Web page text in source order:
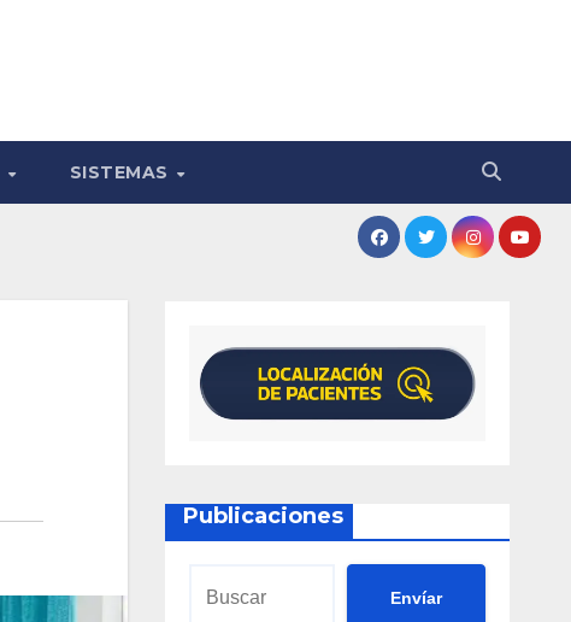
SISTEMAS
Publicaciones
Envíar